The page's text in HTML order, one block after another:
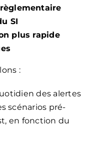
SI
plus rapide
:
des alertes
scénarios pré-
en fonction du